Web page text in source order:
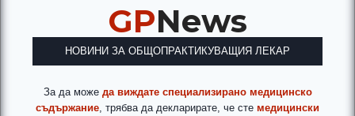
GPNews
НОВИНИ ЗА ОБЩОПРАКТИКУВАЩИЯ ЛЕКАР
За да може да виждате специализирано медицинско
съдържание , трябва да декларирате, че сте медицински